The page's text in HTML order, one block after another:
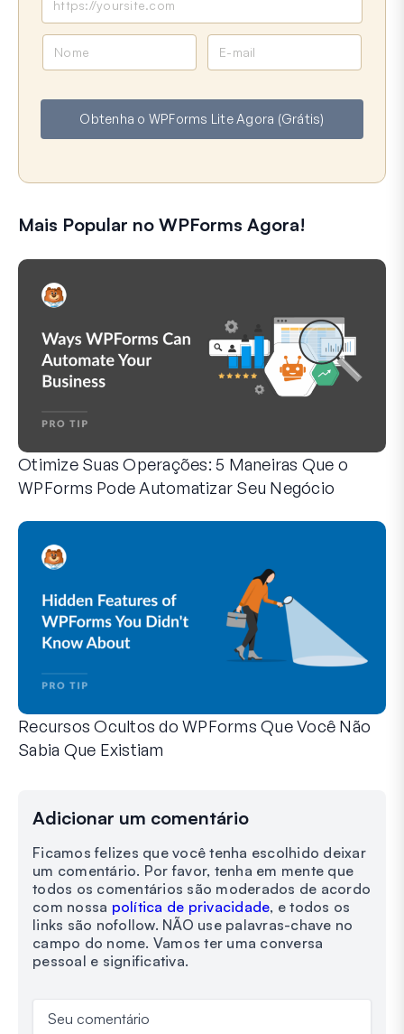
e
a
l
Obtenha o WPForms Lite Agora (Grátis)
Mais Popular no WPForms Agora!
Otimize Suas Operações: 5 Maneiras Que o
WPForms Pode Automatizar Seu Negócio
Recursos Ocultos do WPForms Que Você Não
Sabia Que Existiam
Adicionar um comentário
Ficamos felizes que você tenha escolhido deixar
um comentário. Por favor, tenha em mente que
todos os comentários são moderados de acordo
com nossa política de privacidade, e todos os
links são nofollow. NÃO use palavras-chave no
campo do nome. Vamos ter uma conversa
pessoal e significativa.
Seu comentário